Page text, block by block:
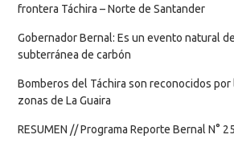
frontera Táchira – Norte de Santander
Gobernador Bernal: Es un evento natural
subterránea de carbón
Bomberos del Táchira son reconocidos
zonas de La Guaira
RESUMEN // Programa Reporte Bernal N°